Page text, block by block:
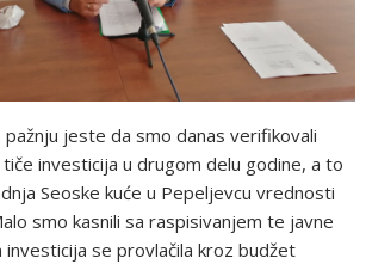
jeste da smo danas verifikovali
investicija u drugom delu godine, a to
Seoske kuće u Pepeljevcu vrednosti
smo kasnili sa raspisivanjem te javne
investicija se provlačila kroz budžet